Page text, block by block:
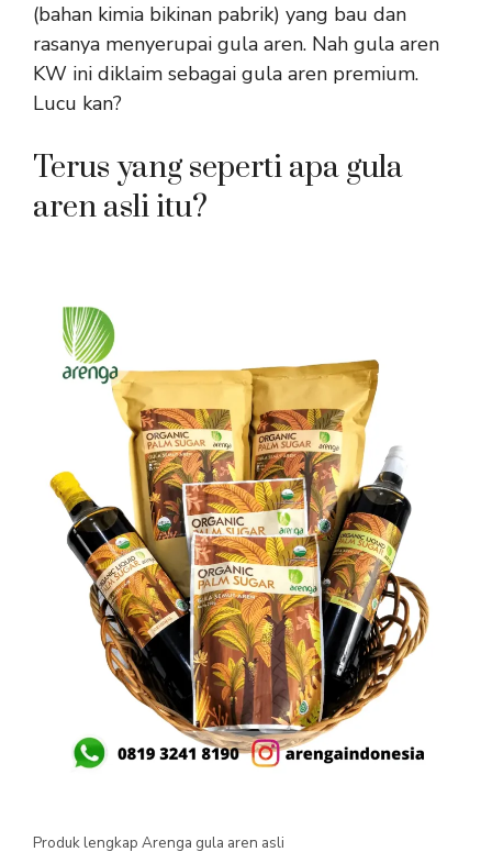
(bahan kimia bikinan pabrik) yang bau dan
rasanya menyerupai gula aren. Nah gula aren
KW ini diklaim sebagai gula aren premium.
Lucu kan?
Terus yang seperti apa gula
aren asli itu?
Produk lengkap Arenga gula aren asli